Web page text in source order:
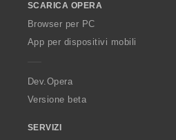
w
O
p
a
SCARICA OPERA
Browser per PC
App per dispositivi mobili
Dev.Opera
Versione beta
SERVIZI